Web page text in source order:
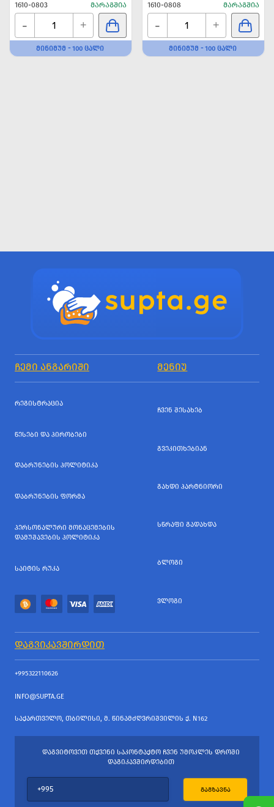
1610-0803 ᲛᲐᲠᲐᲒᲨᲘᲐ
- +
ᲛᲘᲜᲘᲛᲣᲛ - 100 ᲪᲐᲚᲘ
1610-0808 ᲛᲐᲠᲐᲒᲨᲘᲐ
- +
ᲛᲘᲜᲘᲛᲣᲛ - 100 ᲪᲐᲚᲘ
ᲩᲔᲛᲘ ᲐᲜᲒᲐᲠᲘᲨᲘ ᲛᲔᲜᲘᲣ
ᲠᲔᲒᲘᲡᲢᲠᲐᲪᲘᲐ
ᲬᲔᲡᲔᲑᲘ ᲓᲐ ᲞᲘᲠᲝᲑᲔᲑᲘ
ᲓᲐᲑᲠᲣᲜᲔᲑᲘᲡ ᲞᲝᲚᲘᲢᲘᲙᲐ
ᲓᲐᲑᲠᲣᲜᲔᲑᲘᲡ ᲤᲝᲠᲛᲐ
ᲞᲔᲠᲡᲝᲜᲐᲚᲣᲠᲘ ᲛᲝᲜᲐᲪᲔᲛᲔᲑᲘᲡ
ᲓᲐᲛᲣᲨᲐᲕᲔᲑᲘᲡ ᲞᲝᲚᲘᲢᲘᲙᲐ
ᲡᲐᲘᲢᲘᲡ ᲠᲣᲙᲐ
ᲩᲕᲔᲜ ᲨᲔᲡᲐᲮᲔᲑ
ᲒᲕᲔᲙᲘᲗᲮᲔᲑᲘᲐᲜ
ᲒᲐᲮᲓᲘ ᲞᲐᲠᲢᲜᲘᲝᲠᲘ
ᲡᲬᲠᲐᲤᲘ ᲒᲐᲓᲐᲮᲓᲐ
ᲑᲚᲝᲒᲘ
ᲕᲚᲝᲒᲘ
ᲓᲐᲒᲕᲘᲙᲐᲕᲨᲘᲠᲓᲘᲗ
+995322110626
INFO@SUPTA.GE
ᲡᲐᲥᲐᲠᲗᲕᲔᲚᲝ, ᲗᲑᲘᲚᲘᲡᲘ, Მ. ᲬᲘᲜᲐᲛᲫᲦᲕᲠᲘᲨᲕᲘᲚᲘᲡ Ქ. N162
ᲓᲐᲒᲕᲘᲢᲝᲕᲔᲗ ᲗᲥᲕᲔᲜᲘ ᲡᲐᲙᲝᲜᲢᲐᲥᲢᲝ ᲩᲕᲔᲜ ᲣᲛᲝᲙᲚᲔᲡ ᲓᲠᲝᲨᲘ
ᲓᲐᲒᲘᲙᲐᲕᲨᲘᲠᲓᲔᲑᲘᲗ
ᲒᲐᲒᲖᲐᲕᲜᲐ